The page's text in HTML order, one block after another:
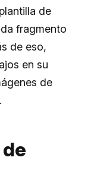
de
fragmento
de eso,
en su
de